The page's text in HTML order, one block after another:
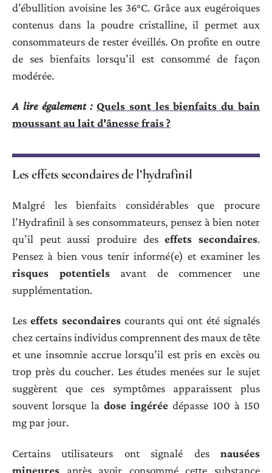
d’ébullition avoisine les 36°C. Grâce aux eugéroiques
contenus dans la poudre cristalline, il permet aux
consommateurs de rester éveillés. On profite en outre
de ses bienfaits lorsqu’il est consommé de façon
modérée.
A lire également : Quels sont les bienfaits du bain
moussant au lait d'ânesse frais ?
Les effets secondaires de l’hydrafinil
Malgré les bienfaits considérables que procure
l’Hydrafinil à ses consommateurs, pensez à bien noter
qu’il peut aussi produire deseffets secondaires.
Pensez à bien vous tenir informé(e) et examiner les
risques potentielsavant de commencer une
supplémentation.
Leseffets secondairescourants qui ont été signalés
chez certains individus comprennent des maux de tête
et une insomnie accrue lorsqu’il est pris en excès ou
trop près du coucher. Les études menées sur le sujet
suggèrent que ces symptômes apparaissent plus
souvent lorsque la dose ingérée dépasse 100 à 150
mg par jour.
Certains utilisateurs ont signalé des nausées
mineures après avoir consommé cette substance